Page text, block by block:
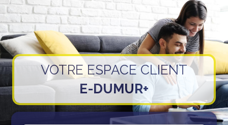
D'ENTREPRISE
GESTION
SYNDIC
WEB TV
Actualités
VOTRE ESPACE CLIENT
E-DUMUR+